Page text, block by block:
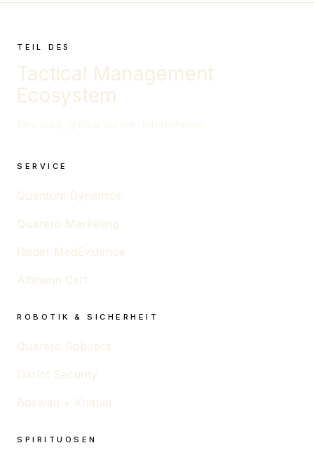
TEIL DES
Tactical Management
Ecosystem
SERVICE
Quantum Dynamics
Quarero Marketing
Rieder MedEvidence
Altmann Cert
ROBOTIK & SICHERHEIT
Quarero Robotics
Darlot Security
Boswau + Knauer
SPIRITUOSEN